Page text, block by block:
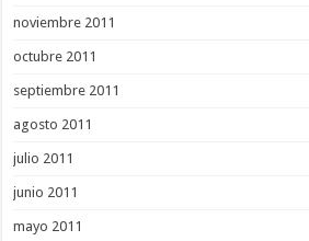
noviembre 2011
octubre 2011
septiembre 2011
agosto 2011
julio 2011
junio 2011
mayo 2011